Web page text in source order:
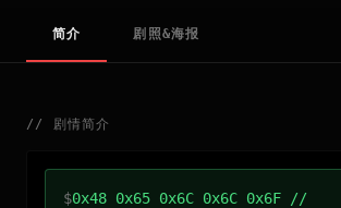
简介 剧照&海报
// 剧情简介
$0x48 0x65 0x6C 0x6C 0x6F //